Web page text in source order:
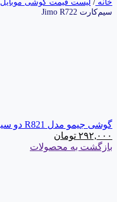
خانه / لیست قیمت گوشی موبایل
سیم‌کارت Jimo R722
گوشی جیمو مدل R821 دو سیم‌کارت Jimo R821
۲۹۲,۰۰۰ تومان
بازگشت به محصولات